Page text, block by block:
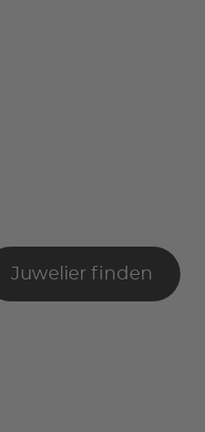
Juwelier finden